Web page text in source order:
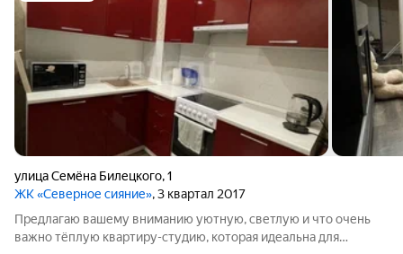
улица Семёна Билецкого,1
ЖК «Северное сияние», 3 квартал 2017
Предлагаю вашему вниманию уютную, светлую и что очень
важно тёплую квартиру-студию, которая идеальна для